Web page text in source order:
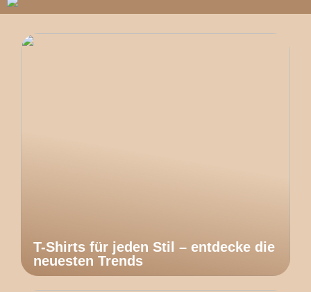
T-Shirts für jeden Stil – entdecke die
neuesten Trends